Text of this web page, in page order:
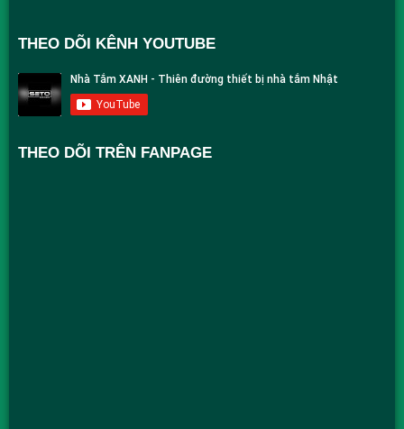
THEO DÕI KÊNH YOUTUBE
THEO DÕI TRÊN FANPAGE